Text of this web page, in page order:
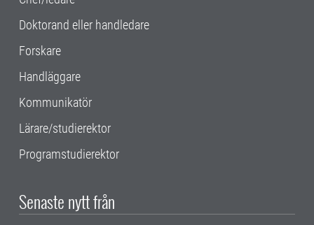
Doktorand eller handledare
Forskare
Handläggare
Kommunikatör
Lärare/studierektor
Programstudierektor
Senaste nytt från